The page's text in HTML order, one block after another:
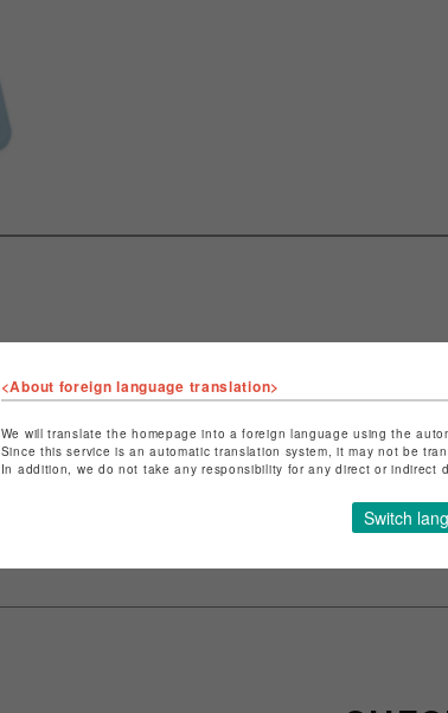
ショップ名
特定商取引法など法令に基
ショップお問い合わせはこ
<About foreign language translation>
We will translate the homepage into a foreign language using the
Since this service is an automatic translation system, it may not be
In addition, we do not take any responsibility for any direct or indirect
Switch